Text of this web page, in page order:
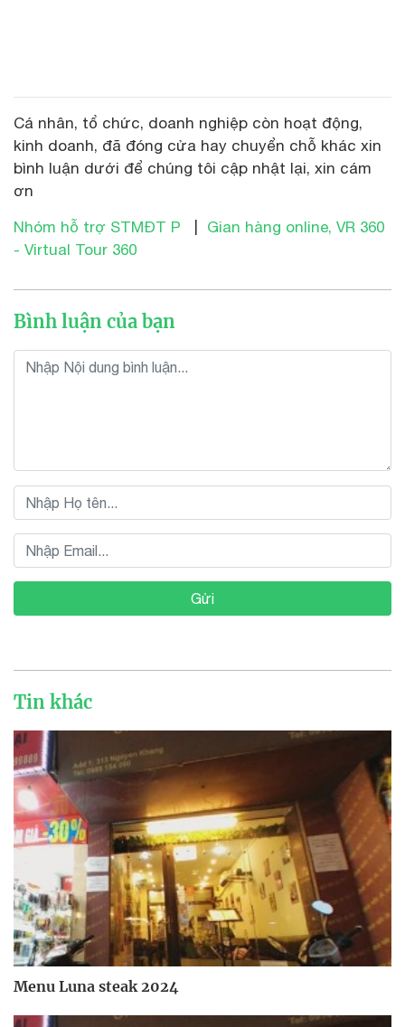
Cá nhân, tổ chức, doanh nghiệp còn hoạt động,
kinh doanh, đã đóng cửa hay chuyển chỗ khác xin
bình luận dưới để chúng tôi cập nhật lại, xin cám
ơn
Nhóm hỗ trợ STMĐT P
Gian hàng online, VR 360
- Virtual Tour 360
Bình luận của bạn
Gửi
Tin khác
Menu Luna steak 2024